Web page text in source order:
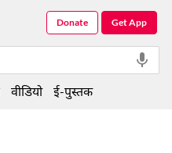
Get App
Donate
वीडियो ई-पुस्तक